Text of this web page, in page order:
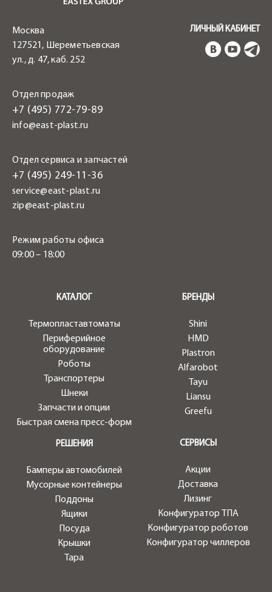
Москва
127521, Шереметьевская
ул., д. 47, каб. 252
Отдел продаж
+7 (495) 772-79-89
info@east-plast.ru
Отдел сервиса и запчастей
+7 (495) 249-11-36
service@east-plast.ru
zip@east-plast.ru
Режим работы офиса
09:00 – 18:00
ЛИЧНЫЙ КАБИНЕТ
КАТАЛОГ
Термопластавтоматы
Периферийное
оборудование
Роботы
Транспортеры
Шнеки
Запчасти и опции
Быстрая смена пресс-форм
БРЕНДЫ
Shini
HMD
Plastron
Alfarobot
Tayu
Liansu
Greefu
СЕРВИСЫ
Акции
Доставка
Лизинг
Конфигуратор ТПА
Конфигуратор роботов
Конфигуратор чиллеров
РЕШЕНИЯ
Бамперы автомобилей
Мусорные контейнеры
Поддоны
Ящики
Посуда
Крышки
Тара